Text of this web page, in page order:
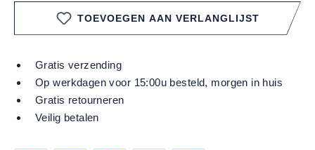
TOEVOEGEN AAN VERLANGLIJST
Gratis verzending
Op werkdagen voor 15:00u besteld, morgen in huis
Gratis retourneren
Veilig betalen